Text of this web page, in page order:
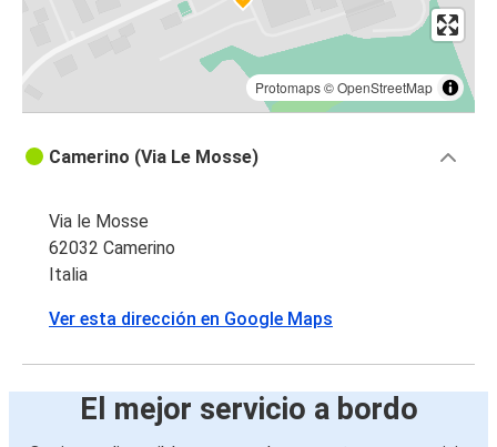
Protomaps©OpenStreetMap
Camerino (Via Le Mosse)
Via le Mosse
62032 Camerino
Italia
Ver esta dirección en Google Maps
El mejor servicio a bordo